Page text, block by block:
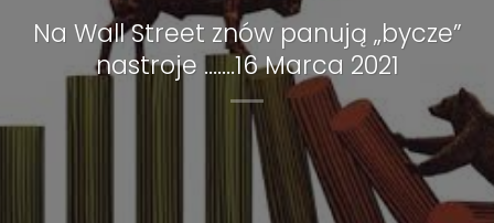
Na Wall Street znów panują „bycze”
nastroje …….16 Marca 2021